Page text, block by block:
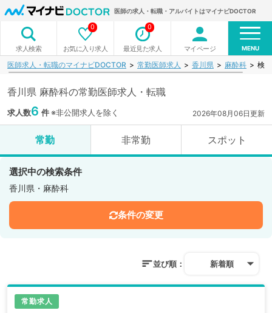
医師の求人・転職・アルバイトはマイナビDOCTOR
求人検索 お気に入り求人
0
最近見た求人
0
マイページ MENU
医師求人・転職のマイナビDOCTOR 常勤医師求人 香川県 麻酔科 検
香川県 麻酔科の常勤医師求人・転職
求人数6 件※非公開求人を除く 2026年08月06日更新
常勤 非常勤 スポット
選択中の検索条件
香川県・麻酔科
条件の変更
並び順： 新着順
常勤求人